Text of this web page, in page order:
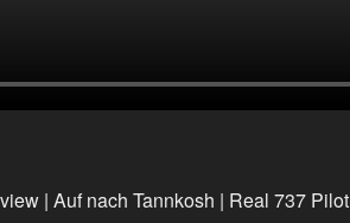
| Auf nach Tannkosh | Real 737 Pilot